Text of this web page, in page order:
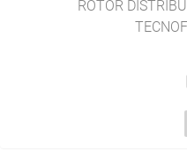
ROTOR